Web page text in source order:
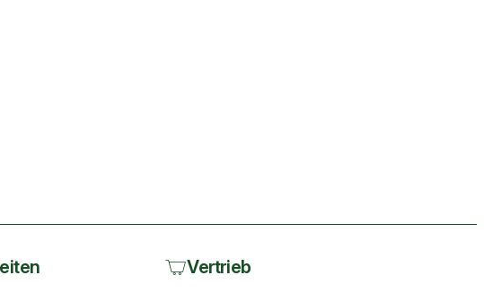
Vertrieb